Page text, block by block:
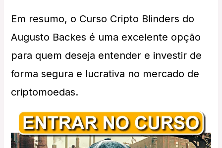
Em resumo, o Curso Cripto Blinders do
Augusto Backes é uma excelente opção
para quem deseja entender e investir de
forma segura e lucrativa no mercado de
criptomoedas.